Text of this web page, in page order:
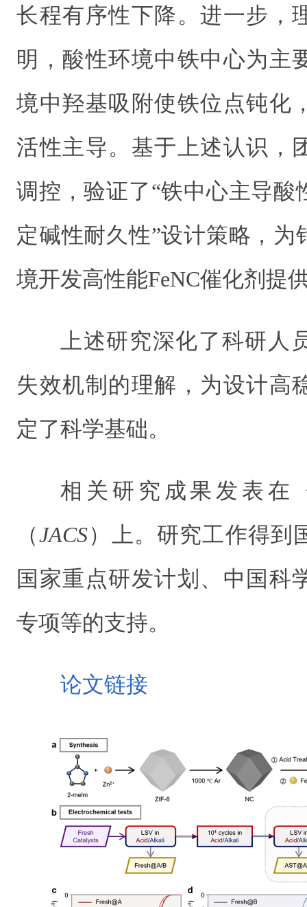
长程有序性下降。进一步，
明，酸性环境中铁中心为主
境中羟基吸附使铁位点钝化
活性主导。基于上述认识，
调控，验证了“铁中心主导酸
定碱性耐久性”设计策略，为
境开发高性能FeNC催化剂提
上述研究深化了科研人
失效机制的理解，为设计高
定了科学基础。
相关研究成果发表在
（JACS）上。研究工作得到
国家重点研发计划、中国科
专项等的支持。
论文链接